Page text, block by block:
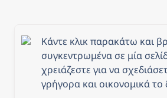
Κάντε κλικ παρακάτω και
συγκεντρωμένα σε μία
χρειάζεστε για να
γρήγορα και οικονομικά το